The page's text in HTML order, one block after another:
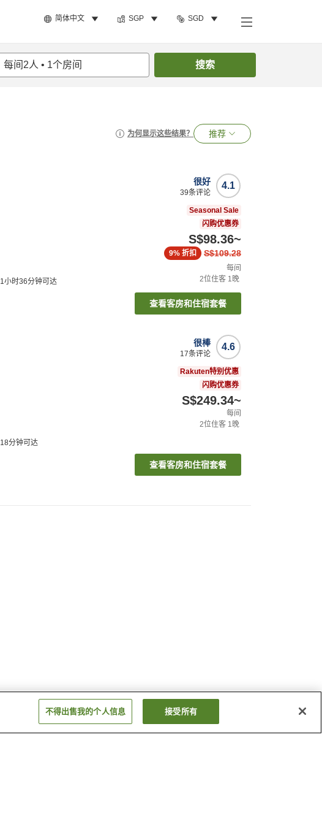
简体中文 SGP SGD
每间 2人 • 1个房间 搜索
为何显示这些结果？ 推荐
1小时36分钟可达
4.1
很好
39条评论
Seasonal Sale
闪购优惠券
S$98.36~
S$109.28
9% 折扣
每间
2位住客 1晚
查看客房和住宿套餐
18分钟可达
4.6
很棒
17条评论
Rakuten特别优惠
闪购优惠券
S$249.34~
每间
2位住客 1晚
查看客房和住宿套餐
不得出售我的个人信息 接受所有